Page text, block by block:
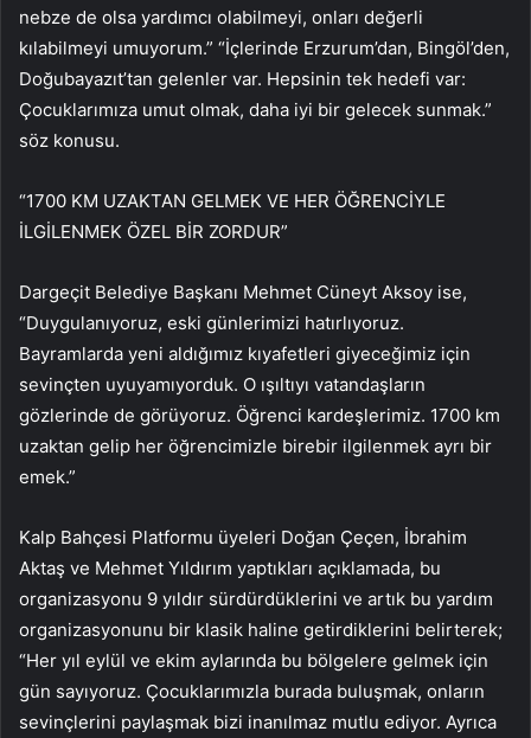
nebze de olsa yardımcı olabilmeyi, onları değerli
kılabilmeyi umuyorum.” “İçlerinde Erzurum’dan, Bingöl’den,
Doğubayazıt’tan gelenler var. Hepsinin tek hedefi var:
Çocuklarımıza umut olmak, daha iyi bir gelecek sunmak.”
söz konusu.
“1700 KM UZAKTAN GELMEK VE HER ÖĞRENCİYLE
İLGİLENMEK ÖZEL BİR ZORDUR”
Dargeçit Belediye Başkanı Mehmet Cüneyt Aksoy ise,
“Duygulanıyoruz, eski günlerimizi hatırlıyoruz.
Bayramlarda yeni aldığımız kıyafetleri giyeceğimiz için
sevinçten uyuyamıyorduk. O ışıltıyı vatandaşların
gözlerinde de görüyoruz. Öğrenci kardeşlerimiz. 1700 km
uzaktan gelip her öğrencimizle birebir ilgilenmek ayrı bir
emek.”
Kalp Bahçesi Platformu üyeleri Doğan Çeçen, İbrahim
Aktaş ve Mehmet Yıldırım yaptıkları açıklamada, bu
organizasyonu 9 yıldır sürdürdüklerini ve artık bu yardım
organizasyonunu bir klasik haline getirdiklerini belirterek;
“Her yıl eylül ve ekim aylarında bu bölgelere gelmek için
gün sayıyoruz. Çocuklarımızla burada buluşmak, onların
sevinçlerini paylaşmak bizi inanılmaz mutlu ediyor. Ayrıca